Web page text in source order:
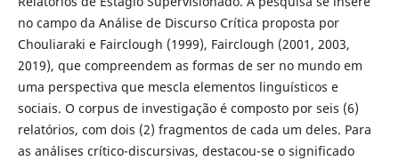
no campo da Análise de Discurso Crítica proposta por
Chouliaraki e Fairclough (1999), Fairclough (2001, 2003,
2019), que compreendem as formas de ser no mundo em
uma perspectiva que mescla elementos linguísticos e
sociais. O corpus de investigação é composto por seis (6)
relatórios, com dois (2) fragmentos de cada um deles. Para
as análises crítico-discursivas, destacou-se o significado